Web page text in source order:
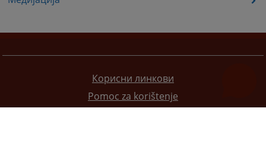
Корисни линкови
Pomoc za korištenje